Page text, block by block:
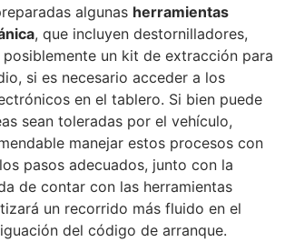
algunas herramientas
, que incluyen destornilladores,
posiblemente un kit de extracción para
si es necesario acceder a los
en el tablero. Si bien puede
sean toleradas por el vehículo,
manejar estos procesos con
pasos adecuados, junto con la
de contar con las herramientas
un recorrido más fluido en el
del código de arranque.